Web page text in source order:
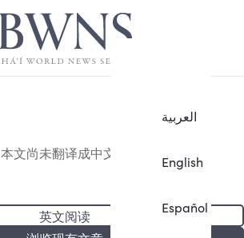
العربية
English
Español
本文尚未翻译成中文。
英文阅读